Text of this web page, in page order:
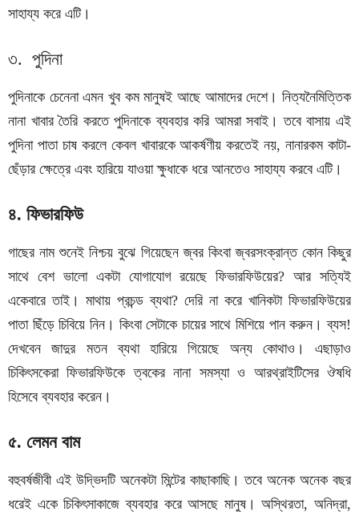
সাহায্য করে এটি।
৩. পুদিনা
পুদিনাকে চেনেনা এমন খুব কম মানুষই আছে আমাদের দেশে। নিত্যনৈমিত্তিক
নানা খাবার তৈরি করতে পুদিনাকে ব্যবহার করি আমরা সবাই। তবে বাসায় এই
পুদিনা পাতা চাষ করলে কেবল খাবারকে আকর্ষণীয় করতেই নয়, নানারকম কাটা-
ছেঁড়ার ক্ষেত্রে এবং হারিয়ে যাওয়া ক্ষুধাকে ধরে আনতেও সাহায্য করবে এটি।
৪. ফিভারফিউ
গাছের নাম শুনেই নিশ্চয় বুঝে গিয়েছেন জ্বর কিংবা জ্বরসংক্রান্ত কোন কিছুর
সাথে বেশ ভালো একটা যোগাযোগ রয়েছে ফিভারফিউয়ের? আর সত্যিই
একেবারে তাই। মাথায় প্রচন্ড ব্যথা? দেরি না করে খানিকটা ফিভারফিউয়ের
পাতা ছিঁড়ে চিবিয়ে নিন। কিংবা সেটাকে চায়ের সাথে মিশিয়ে পান করুন। ব্যস!
দেখবেন জাদুর মতন ব্যথা হারিয়ে গিয়েছে অন্য কোথাও। এছাড়াও
চিকিৎসকেরা ফিভারফিউকে ত্বকের নানা সমস্যা ও আরথ্রাইটিসের ঔষধি
হিসেবে ব্যবহার করেন।
৫. লেমন বাম
বহুবর্ষজীবী এই উদ্ভিদটি অনেকটা মিন্টের কাছাকাছি। তবে অনেক অনেক বছর
ধরেই একে চিকিৎসাকাজে ব্যবহার করে আসছে মানুষ। অস্থিরতা, অনিদ্রা,